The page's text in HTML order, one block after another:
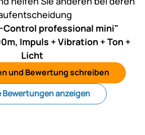
Control professional mini"
Impuls + Vibration + Ton +
Licht
und Bewertung schreiben
Bewertungen anzeigen